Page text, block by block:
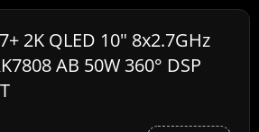
2K QLED 10" 8x2.7GHz
AB 50W 360° DSP